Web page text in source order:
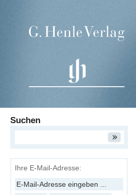
Suchen
Ihre E-Mail-Adresse: